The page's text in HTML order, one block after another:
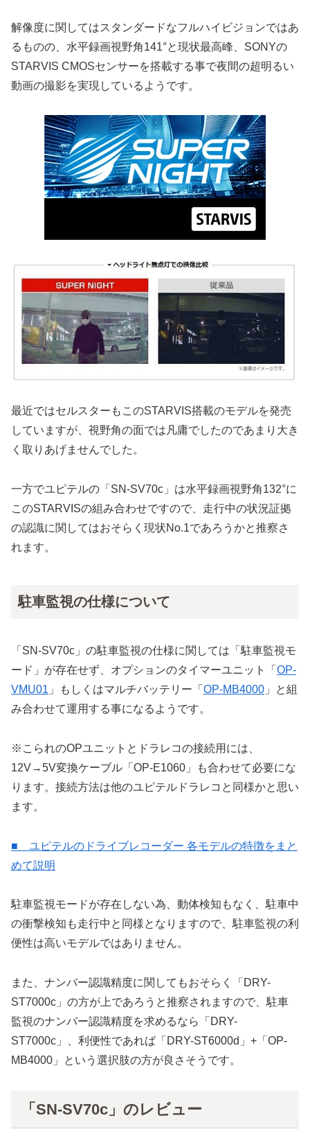
解像度に関してはスタンダードなフルハイビジョンではあ
るものの、水平録画視野角141°と現状最高峰、SONYの
STARVIS CMOSセンサーを搭載する事で夜間の超明るい
動画の撮影を実現しているようです。
最近ではセルスターもこのSTARVIS搭載のモデルを発売
していますが、視野角の面では凡庸でしたのであまり大き
く取りあげませんでした。
一方でユピテルの「SN-SV70c」は水平録画視野角132°に
このSTARVISの組み合わせですので、走行中の状況証拠
の認識に関してはおそらく現状No.1であろうかと推察さ
れます。
駐車監視の仕様について
「SN-SV70c」の駐車監視の仕様に関しては「駐車監視モ
ード」が存在せず、オプションのタイマーユニット「 OP-
VMU01 」もしくはマルチバッテリー「 OP-MB4000 」と組
み合わせて運用する事になるようです。
※こられのOPユニットとドラレコの接続用には、
12V→5V変換ケーブル「OP-E1060」も合わせて必要にな
ります。接続方法は他のユピテルドラレコと同様かと思い
ます。
■ ユピテルのドライブレコーダー 各モデルの特徴をまと
めて説明
駐車監視モードが存在しない為、動体検知もなく、駐車中
の衝撃検知も走行中と同様となりますので、駐車監視の利
便性は高いモデルではありません。
また、ナンバー認識精度に関してもおそらく「DRY-
ST7000c」の方が上であろうと推察されますので、駐車
監視のナンバー認識精度を求めるなら「DRY-
ST7000c」、利便性であれば「DRY-ST6000d」+「OP-
MB4000」という選択肢の方が良さそうです。
「SN-SV70c」のレビュー